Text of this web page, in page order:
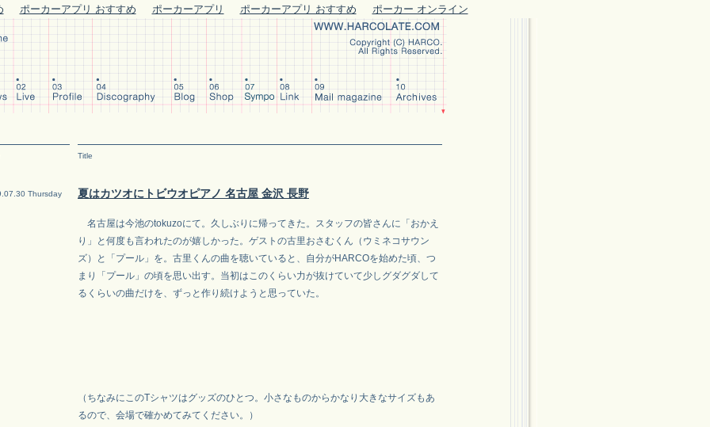
ポーカーアプリ おすすめ ポーカーアプリ ポーカーアプリ おすすめ ポーカー オンライン
Title
Thursday 夏はカツオにトビウオピアノ 名古屋 金沢 長野
名古屋は今池のtokuzoにて。久しぶりに帰ってきた。スタッフの皆さんに「おかえ
り」と何度も言われたのが嬉しかった。ゲストの古里おさむくん（ウミネコサウン
ズ）と「プール」を。古里くんの曲を聴いていると、自分がHARCOを始めた頃、つ
まり「プール」の頃を思い出す。当初はこのくらい力が抜けていて少しグダグダして
るくらいの曲だけを、ずっと作り続けようと思っていた。
（ちなみにこのTシャツはグッズのひとつ。小さなものからかなり大きなサイズもあ
るので、会場で確かめてみてください。）